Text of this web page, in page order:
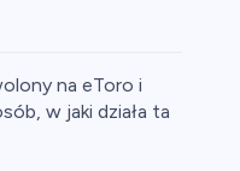
na eToro i
w jaki działa ta